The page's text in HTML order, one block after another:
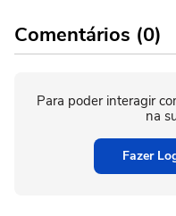
Comentários (0)
Para poder interagir
na
Fazer